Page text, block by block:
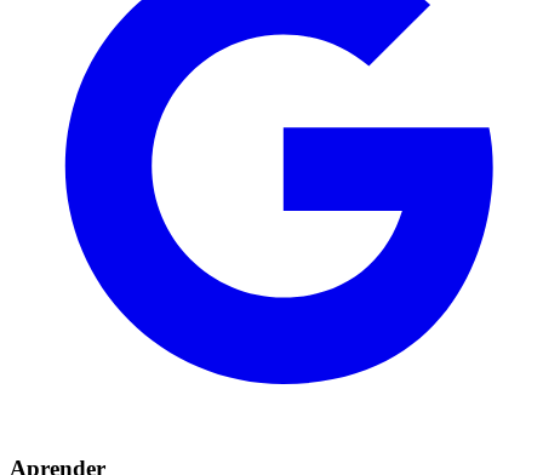
Aprender